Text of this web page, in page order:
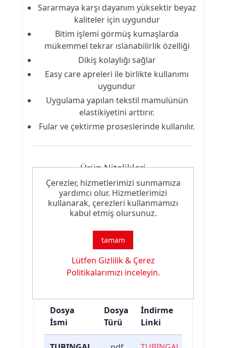
Sararmaya karşı dayanım yüksektir beyaz
kaliteler için uygundur
Bitim işlemi görmüş kumaşlarda
mükemmel tekrar ıslanabilirlik özelliği
Dikiş kolaylığı sağlar
Easy care apreleri ile birlikte kullanımı
uygundur
Uygulama yapılan tekstil mamulünün
elastikiyetini arttırır.
Fular ve çektirme proseslerinde kullanılır.
Ürün Nitelikleri
Ürün
Tipi:
Apre Malzemesi
Hidrofil Silikon
Dosya
İsmi
Dosya
Türü
İndirme
Linki
Çerezler, hizmetlerimizi sunmamıza
yardımcı olur. Hizmetlerimizi
kullanarak, çerezleri kullanmamızı
kabul etmiş olursunuz.
tamam
Lütfen Gizlilik & Çerez
Politikalarımızı inceleyin.